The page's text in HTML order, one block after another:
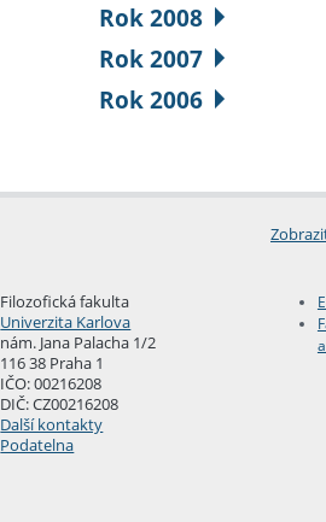
Rok 2008
Rok 2007
Rok 2006
Filozofická fakulta
Univerzita Karlova
nám. Jana Palacha 1/2
116 38 Praha 1
IČO: 00216208
DIČ: CZ00216208
Další kontakty
Podatelna